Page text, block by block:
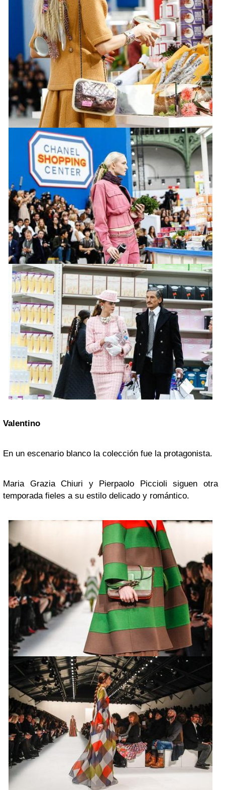
Valentino
En un escenario blanco la colección fue la protagonista.
Maria Grazia Chiuri y Pierpaolo Piccioli siguen otra
temporada fieles a su estilo delicado y romántico.